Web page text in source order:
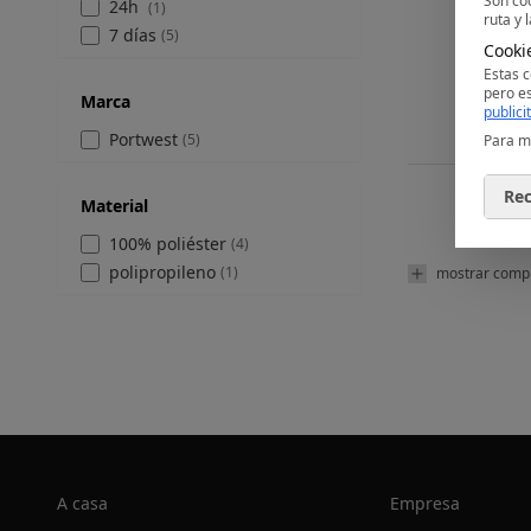
24h (1)
7 días (5)
Marca
Portwest (5)
Material
100% poliéster (4)
polipropileno (1)
desde
mostrar
A casa Empresa
ruta y
Estas
pero
Para